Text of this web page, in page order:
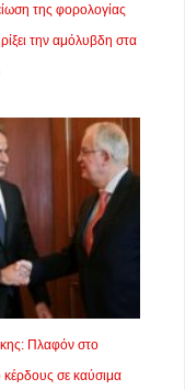
της φορολογίας
την αμόλυβδη στα
Πλαφόν στο
κέρδους σε καύσιμα